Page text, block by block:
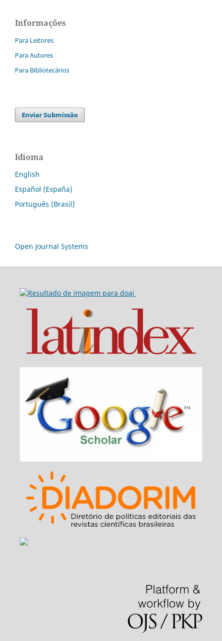
Informações
Para Leitores
Para Autores
Para Bibliotecários
Enviar Submissão
Idioma
English
Español (España)
Português (Brasil)
Open Journal Systems